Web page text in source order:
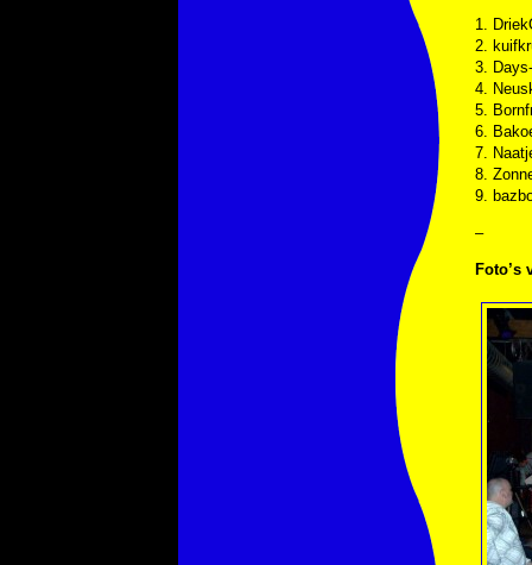
1.
2.
3.
4.
5.
6.
7.
8.
9.
–
Foto’s